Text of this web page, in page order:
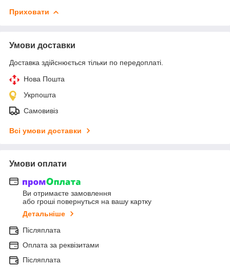
Приховати
Умови доставки
Доставка здійснюється тільки по передоплаті.
Нова Пошта
Укрпошта
Самовивіз
Всі умови доставки
Умови оплати
Ви отримаєте замовлення
або гроші повернуться на вашу картку
Детальніше
Післяплата
Оплата за реквізитами
Післяплата